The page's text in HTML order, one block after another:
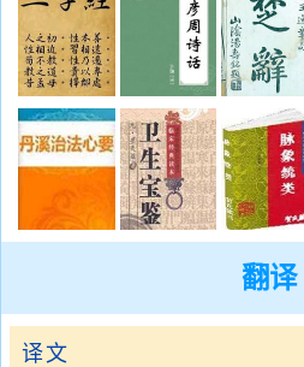
翻译
译文